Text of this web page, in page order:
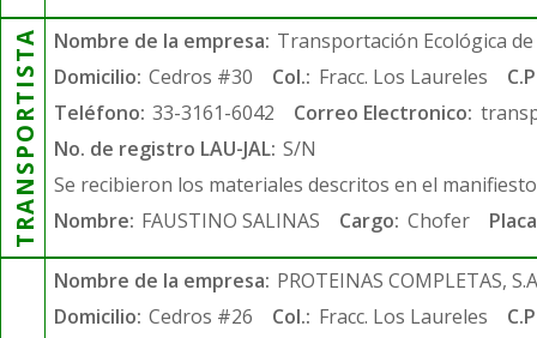
TRANSPORTISTA Nombre de la empresa: Transportación Ecológica de
Domicilio: Cedros #30 Col.: Fracc. Los Laureles
Teléfono: 33-3161-6042 Correo Electronico:
No. de registro LAU-JAL: S/N
Se recibieron los materiales descritos en el
Nombre: FAUSTINO SALINAS Cargo: Chofer
Nombre de la empresa: PROTEINAS COMPLETAS,
Domicilio: Cedros #26 Col.: Fracc. Los Laureles